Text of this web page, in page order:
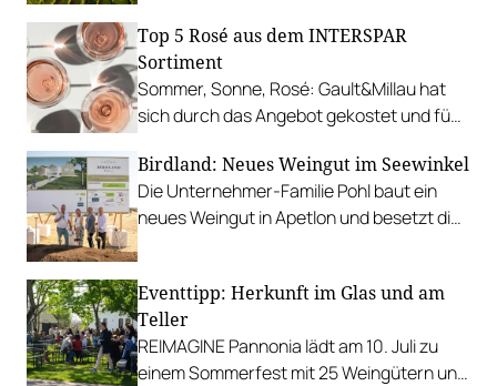
Top 5 Rosé aus dem INTERSPAR
Sortiment
Sommer, Sonne, Rosé: Gault&Millau hat
sich durch das Angebot gekostet und fünf
Birdland: Neues Weingut im Seewinkel
Die Unternehmer-Familie Pohl baut ein
neues Weingut in Apetlon und besetzt die
Eventtipp: Herkunft im Glas und am
Teller
REIMAGINE Pannonia lädt am 10. Juli zu
einem Sommerfest mit 25 Weingütern und